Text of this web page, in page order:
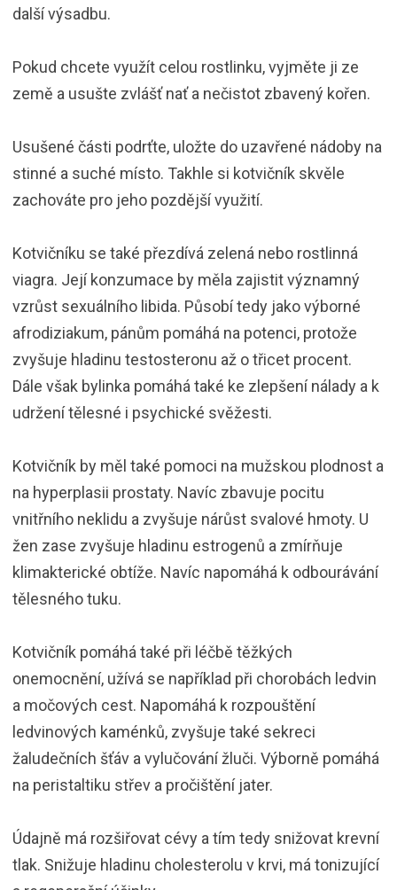
další výsadbu.
Pokud chcete využít celou rostlinku, vyjměte ji ze
země a usušte zvlášť nať a nečistot zbavený kořen.
Usušené části podrťte, uložte do uzavřené nádoby na
stinné a suché místo. Takhle si kotvičník skvěle
zachováte pro jeho pozdější využití.
Kotvičníku se také přezdívá zelená nebo rostlinná
viagra. Její konzumace by měla zajistit významný
vzrůst sexuálního libida. Působí tedy jako výborné
afrodiziakum, pánům pomáhá na potenci, protože
zvyšuje hladinu testosteronu až o třicet procent.
Dále však bylinka pomáhá také ke zlepšení nálady a k
udržení tělesné i psychické svěžesti.
Kotvičník by měl také pomoci na mužskou plodnost a
na hyperplasii prostaty. Navíc zbavuje pocitu
vnitřního neklidu a zvyšuje nárůst svalové hmoty. U
žen zase zvyšuje hladinu estrogenů a zmírňuje
klimakterické obtíže. Navíc napomáhá k odbourávání
tělesného tuku.
Kotvičník pomáhá také při léčbě těžkých
onemocnění, užívá se například při chorobách ledvin
a močových cest. Napomáhá k rozpouštění
ledvinových kaménků, zvyšuje také sekreci
žaludečních šťáv a vylučování žluči. Výborně pomáhá
na peristaltiku střev a pročištění jater.
Údajně má rozšiřovat cévy a tím tedy snižovat krevní
tlak. Snižuje hladinu cholesterolu v krvi, má tonizující